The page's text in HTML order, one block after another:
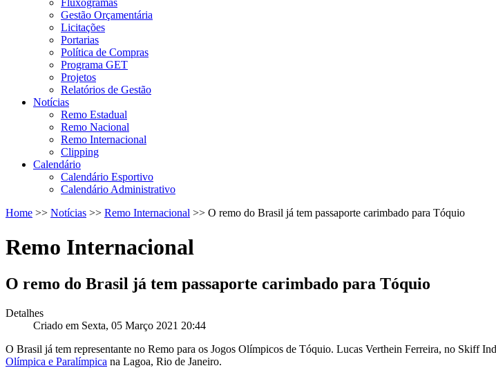
Fluxogramas
Gestão Orçamentária
Licitações
Portarias
Política de Compras
Programa GET
Projetos
Relatórios de Gestão
Notícias
Remo Estadual
Remo Nacional
Remo Internacional
Clipping
Calendário
Calendário Esportivo
Calendário Administrativo
Home >> Notícias >> Remo Internacional >> O remo do Brasil já tem passaporte carimbado para Tóquio
Remo Internacional
O remo do Brasil já tem passaporte carimbado para Tóquio
Detalhes
Criado em Sexta, 05 Março 2021 20:44
O Brasil já tem representante no Remo para os Jogos Olímpicos de Tóquio. Lucas Verthein Ferreira, no Skiff
Olímpica e Paralímpica na Lagoa, Rio de Janeiro.